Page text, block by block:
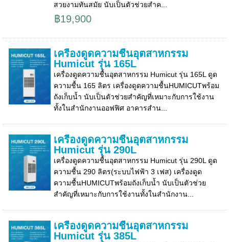
สวยงามทันสมัย นับเป็นตัวช่วยสำค...
฿19,900
เครื่องดูดความชื้นอุตสาหกรรม
Humicut รุ่น 165L
เครื่องดูดความชื้นอุตสาหกรรม Humicut รุ่น 165L ดูด
ความชื้น 165 ลิตร เครื่องดูดความชื้นHUMICUTพร้อม
ถังเก็บน้ำ นับเป็นตัวช่วยสำคัญที่เหมาะกับการใช้งาน
ทั้งในสำนักงานออฟฟิศ อาคารสำน...
เครื่องดูดความชื้นอุตสาหกรรม
Humicut รุ่น 290L
เครื่องดูดความชื้นอุตสาหกรรม Humicut รุ่น 290L ดูด
ความชื้น 290 ลิตร(ระบบไฟฟ้า 3 เฟส) เครื่องดูด
ความชื้นHUMICUTพร้อมถังเก็บน้ำ นับเป็นตัวช่วย
สำคัญที่เหมาะกับการใช้งานทั้งในสำนักงาน...
เครื่องดูดความชื้นอุตสาหกรรม
Humicut รุ่น 385L